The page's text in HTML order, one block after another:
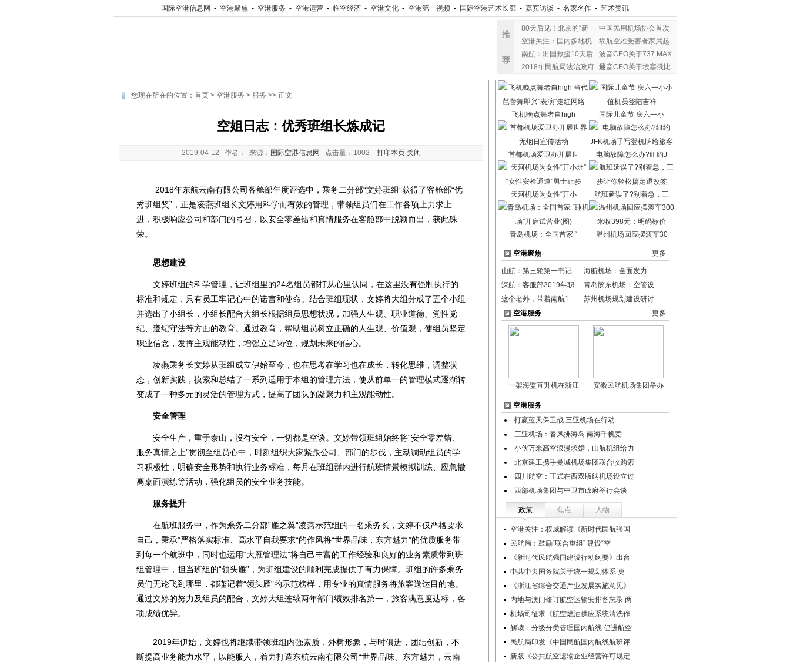
国际空港信息网 - 空港聚焦 - 空港服务 - 空港运营 - 临空经济 - 空港文化 - 空港第一视频 - 国际空港艺术长廊 - 嘉宾访谈 - 名家名作 - 艺术资讯
推
荐
80天后见！北京的“新
中国民用机场协会首次
空港关注：国内多地机
埃航空难受害者家属起
南航：出国救援10天后
波音CEO关于737 MAX
最
2018年民航局法治政府 波音CEO关于埃塞俄比
亚
您现在所在的位置： 首页 > 空港服务 > 服务 >> 正文
空姐日志：优秀班组长炼成记
2019-04-12 作者： 来源： 国际空港信息网 点击量： 1002 打印本页 关闭
2018年东航云南有限公司客舱部年度评选中，乘务二分部“文婷班组”获得了客舱部“优
秀班组奖”，正是凌燕班组长文婷用科学而有效的管理，带领组员们在工作各项上力求上
进，积极响应公司和部门的号召，以安全零差错和真情服务在客舱部中脱颖而出，获此殊
荣。
思想建设
文婷班组的科学管理，让班组里的24名组员都打从心里认同，在这里没有强制执行的
标准和规定，只有员工牢记心中的诺言和使命。结合班组现状，文婷将大组分成了五个小组
并选出了小组长，小组长配合大组长根据组员思想状况，加强人生观、职业道德、党性党
纪、遵纪守法等方面的教育。通过教育，帮助组员树立正确的人生观、价值观，使组员坚定
职业信念，发挥主观能动性，增强立足岗位，规划未来的信心。
凌燕乘务长文婷从班组成立伊始至今，也在思考在学习也在成长，转化思维，调整状
态，创新实践，摸索和总结了一系列适用于本组的管理方法，使从前单一的管理模式逐渐转
变成了一种多元的灵活的管理方式，提高了团队的凝聚力和主观能动性。
安全管理
安全生产，重于泰山，没有安全，一切都是空谈。文婷带领班组始终将“安全零差错、
服务真情之上”贯彻至组员心中，时刻组织大家紧跟公司、部门的步伐，主动调动组员的学
习积极性，明确安全形势和执行业务标准，每月在班组群内进行航班情景模拟训练、应急撤
离桌面演练等活动，强化组员的安全业务技能。
服务提升
在航班服务中，作为乘务二分部”雁之翼“凌燕示范组的一名乘务长，文婷不仅严格要求
自己，秉承”严格落实标准、高水平自我要求“的作风将“世界品味，东方魅力”的优质服务带
到每一个航班中，同时也运用“大雁管理法”将自己丰富的工作经验和良好的业务素质带到班
组管理中，担当班组的“领头雁”，为班组建设的顺利完成提供了有力保障。班组的许多乘务
员们无论飞到哪里，都谨记着“领头雁”的示范榜样，用专业的真情服务将旅客送达目的地。
通过文婷的努力及组员的配合，文婷大组连续两年部门绩效排名第一，旅客满意度达标，各
项成绩优异。
2019年伊始，文婷也将继续带领班组内强素质，外树形象，与时俱进，团结创新，不
断提高业务能力水平，以能服人，着力打造东航云南有限公司“世界品味、东方魅力，云南
飞机晚点舞者自high 国际儿童节 庆六一小
首都机场爱卫办开展世 电脑故障怎么办?纽约J
天河机场为女性“开小 航班延误了?别着急，三
青岛机场：全国首家 “ 温州机场回应摆渡车30
空港聚焦 更多
山航：第三轮第一书记
海航机场：全面发力
深航：客服部2019年职
青岛胶东机场：空管设
这个老外，带着南航1
苏州机场规划建设研讨
空港服务
更多
一架海监直升机在浙江 安徽民航机场集团举办
空港服务
打赢蓝天保卫战 三亚机场在行动
三亚机场：春风拂海岛 南海千帆竞
小伙万米高空浪漫求婚，山航机组给力
北京建工携手曼城机场集团联合收购索
四川航空：正式在西双版纳机场设立过
西部机场集团与中卫市政府举行会谈
政策 焦点 人物
空港关注：权威解读《新时代民航强国
民航局：鼓励“联合重组” 建设“空
《新时代民航强国建设行动纲要》出台
中共中央国务院关于统一规划体系 更
《浙江省综合交通产业发展实施意见》
内地与澳门修订航空运输安排备忘录 两
机场司征求《航空燃油供应系统清洗作
解读：分级分类管理国内航线 促进航空
民航局印发《中国民航国内航线航班评
新版《公共航空运输企业经营许可规定